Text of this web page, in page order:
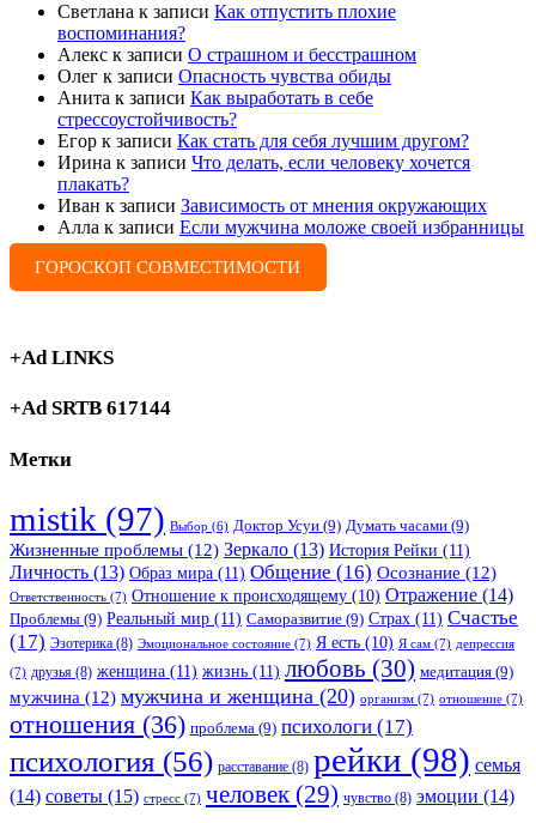
Светлана к записи Как отпустить плохие
воспоминания?
Алекс к записи О страшном и бесстрашном
Олег к записи Опасность чувства обиды
Анита к записи Как выработать в себе
стрессоустойчивость?
Егор к записи Как стать для себя лучшим другом?
Ирина к записи Что делать, если человеку хочется
плакать?
Иван к записи Зависимость от мнения окружающих
Алла к записи Если мужчина моложе своей избранницы
ГОРОСКОП СОВМЕСТИМОСТИ
+Ad LINKS
+Ad SRTB 617144
Метки
mistik (97) Выбор (6) Доктор Усуи (9) Думать часами (9)
Жизненные проблемы (12) Зеркало (13) История Рейки (11)
Личность (13) Образ мира (11) Общение (16) Осознание (12)
Ответственность (7) Отношение к происходящему (10) Отражение (14)
Проблемы (9) Реальный мир (11) Саморазвитие (9) Страх (11) Счастье
(17) Эзотерика (8) Эмоциональное состояние (7) Я есть (10) Я сам (7) депрессия
(7) друзья (8) женщина (11) жизнь (11) любовь (30) медитация (9)
мужчина (12) мужчина и женщина (20) организм (7) отношение (7)
отношения (36) проблема (9) психологи (17)
психология (56) расставание (8) рейки (98) семья
(14) советы (15) стресс (7) человек (29) чувство (8) эмоции (14)